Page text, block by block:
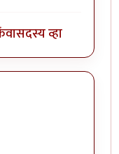
सदस्य व्हा